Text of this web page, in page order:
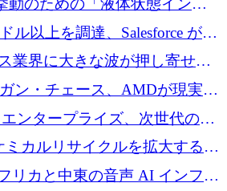
呼びかけ
動のための「液体状態インテ
構築するために3,600万ドルを
状態から出現
ル以上を調達、Salesforce が
収、Built in Europe キャンペー
業界に大きな波が押し寄せて
初のAIネイティブ銀行」のボ
ン・チェース、AMDが現実世
ク・アプリケーションを探索
AIデータセンターを立ち
ンタープライズ、次世代のデ
設者向けにロンドンの出発点
ミカルリサイクルを拡大するた
で1,550万ユーロを調達
リカと中東の音声 AI インフラ